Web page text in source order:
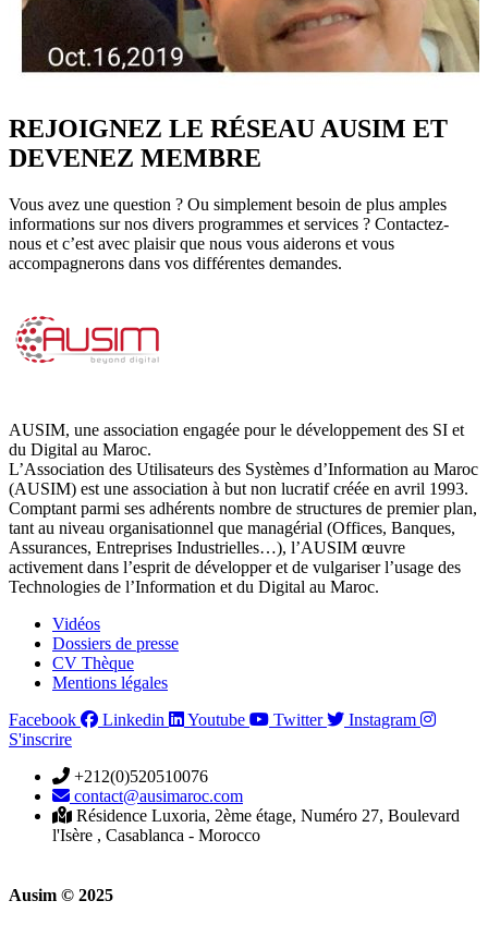
REJOIGNEZ LE RÉSEAU AUSIM ET
DEVENEZ MEMBRE
Vous avez une question ? Ou simplement besoin de plus amples
informations sur nos divers programmes et services ? Contactez-
nous et c’est avec plaisir que nous vous aiderons et vous
accompagnerons dans vos différentes demandes.
AUSIM, une association engagée pour le développement des SI et
du Digital au Maroc.
L’Association des Utilisateurs des Systèmes d’Information au Maroc
(AUSIM) est une association à but non lucratif créée en avril 1993.
Comptant parmi ses adhérents nombre de structures de premier plan,
tant au niveau organisationnel que managérial (Offices, Banques,
Assurances, Entreprises Industrielles…), l’AUSIM œuvre
activement dans l’esprit de développer et de vulgariser l’usage des
Technologies de l’Information et du Digital au Maroc.
Vidéos
Dossiers de presse
CV Thèque
Mentions légales
Facebook
Linkedin Youtube Twitter
Instagram
S'inscrire
+212(0)520510076
contact@ausimaroc.com
Résidence Luxoria, 2ème étage, Numéro 27, Boulevard
l'Isère , Casablanca - Morocco
Ausim © 2025